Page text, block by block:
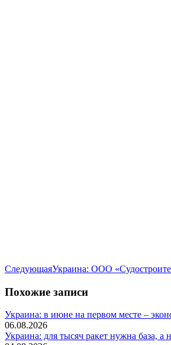
СледующаяСледующая
Украина: ООО
Похожие записи
Украина: в июне на первом месте –
06.08.2026
Украина: для тысяч ракет нужна база, а